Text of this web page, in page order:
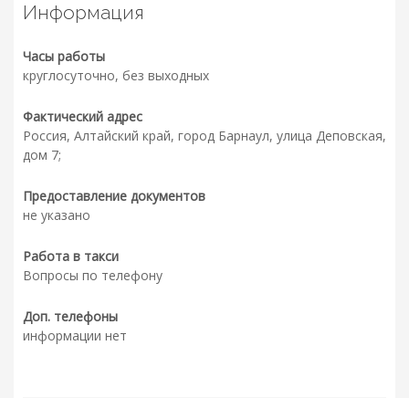
Информация
Часы работы
круглосуточно, без выходных
Фактический адрес
Россия, Алтайский край, город Барнаул, улица Деповская,
дом 7;
Предоставление документов
не указано
Работа в такси
Вопросы по телефону
Доп. телефоны
информации нет